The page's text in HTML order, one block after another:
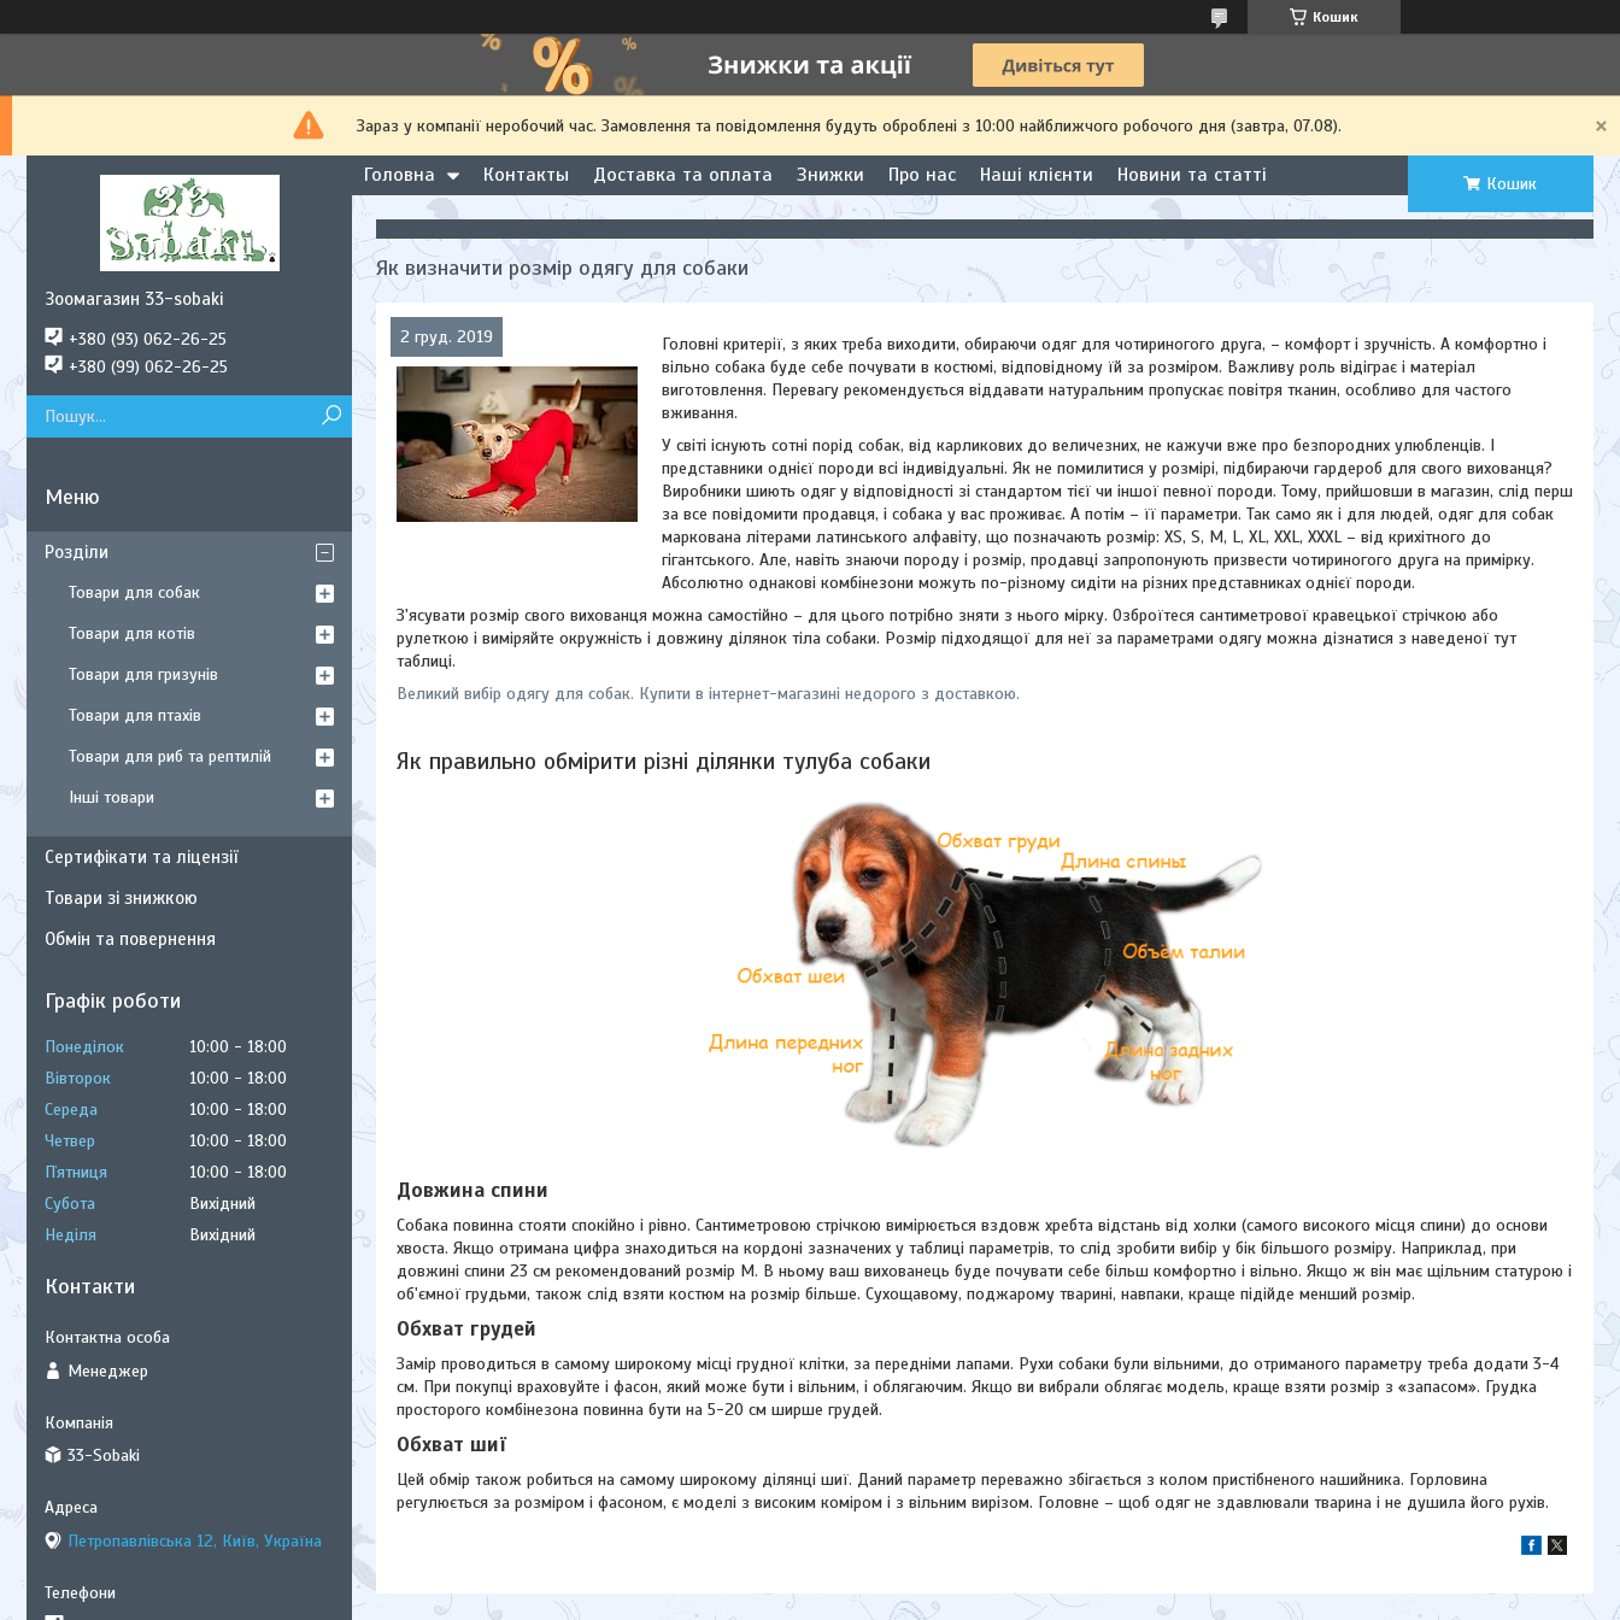
Кошик
Зараз у компанії неробочий час. Замовлення та повідомлення будуть оброблені з 10:00 найближчого робочого дня (завтра, 07.08).
Головна Контакты Доставка та оплата Знижки Про нас Наші клієнти Новини та статті Кошик
Як визначити розмір одягу для собаки
2 груд. 2019
Головні критерії, з яких треба виходити, обираючи одяг для чотириногого друга, – комфорт і зручність. А комфортно і
вільно собака буде себе почувати в костюмі, відповідному їй за розміром. Важливу роль відіграє і матеріал
виготовлення. Перевагу рекомендується віддавати натуральним пропускає повітря тканин, особливо для частого
вживання.
У світі існують сотні порід собак, від карликових до величезних, не кажучи вже про безпородних улюбленців. І
представники однієї породи всі індивідуальні. Як не помилитися у розмірі, підбираючи гардероб для свого вихованця?
Виробники шиють одяг у відповідності зі стандартом тієї чи іншої певної породи. Тому, прийшовши в магазин, слід перш
за все повідомити продавця, і собака у вас проживає. А потім – її параметри. Так само як і для людей, одяг для собак
маркована літерами латинського алфавіту, що позначають розмір: XS, S, M, L, XL, XXL, XXXL – від крихітного до
гігантського. Але, навіть знаючи породу і розмір, продавці запропонують призвести чотириногого друга на примірку.
Абсолютно однакові комбінезони можуть по-різному сидіти на різних представниках однієї породи.
З'ясувати розмір свого вихованця можна самостійно – для цього потрібно зняти з нього мірку. Озброїтеся сантиметрової кравецької стрічкою або
рулеткою і виміряйте окружність і довжину ділянок тіла собаки. Розмір підходящої для неї за параметрами одягу можна дізнатися з наведеної тут
таблиці.
Великий вибір одягу для собак. Купити в інтернет-магазині недорого з доставкою.
Як правильно обмірити різні ділянки тулуба собаки
Довжина спини
Собака повинна стояти спокійно і рівно. Сантиметровою стрічкою вимірюється вздовж хребта відстань від холки (самого високого місця спини) до основи
хвоста. Якщо отримана цифра знаходиться на кордоні зазначених у таблиці параметрів, то слід зробити вибір у бік більшого розміру. Наприклад, при
довжині спини 23 см рекомендований розмір M. В ньому ваш вихованець буде почувати себе більш комфортно і вільно. Якщо ж він має щільним статурою і
об'ємної грудьми, також слід взяти костюм на розмір більше. Сухощавому, поджарому тварині, навпаки, краще підійде менший розмір.
Обхват грудей
Замір проводиться в самому широкому місці грудної клітки, за передніми лапами. Рухи собаки були вільними, до отриманого параметру треба додати 3-4
см. При покупці враховуйте і фасон, який може бути і вільним, і облягаючим. Якщо ви вибрали облягає модель, краще взяти розмір з «запасом». Грудка
просторого комбінезона повинна бути на 5-20 см ширше грудей.
Обхват шиї
Цей обмір також робиться на самому широкому ділянці шиї. Даний параметр переважно збігається з колом пристібненого нашийника. Горловина
регулюється за розміром і фасоном, є моделі з високим коміром і з вільним вирізом. Головне – щоб одяг не здавлювали тварина і не душила його рухів.
Зоомагазин 33-sobaki
+380 (93) 062-26-25
+380 (99) 062-26-25
Розділи
Товари для собак
Товари для котів
Товари для гризунів
Товари для птахів
Товари для риб та рептилій
Інші товари
Сертифікати та ліцензії
Товари зі знижкою
Обмін та повернення
Графік роботи
Понеділок 10:00
18:00
Вівторок
10:00
18:00
Середа
10:00
18:00
Четвер
10:00
18:00
Пʼятниця
10:00
18:00
Субота
Вихідний
Неділя
Вихідний
Контакти
Менеджер
33-Sobaki
Петропавлівська 12, Київ, Україна